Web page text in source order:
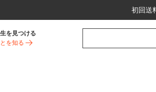
初回送
を見つける
を知る